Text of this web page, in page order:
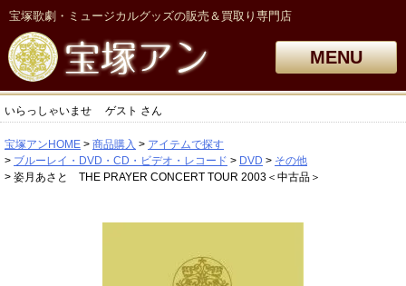
宝塚歌劇・ミュージカルグッズの販売＆買取り専門店
MENU
いらっしゃいませ ゲスト さん
宝塚アンHOME 商品購入
アイテムで探す
ブルーレイ・DVD・CD・ビデオ・レコード
DVD
その他
姿月あさと THE PRAYER CONCERT TOUR 2003＜中古品＞